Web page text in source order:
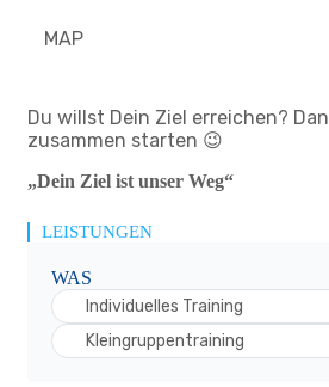
MAP
Du willst Dein Ziel erreichen?
zusammen starten 😉
„Dein Ziel ist unser Weg“
LEISTUNGEN
WAS
Individuelles Training
Kleingruppentraining